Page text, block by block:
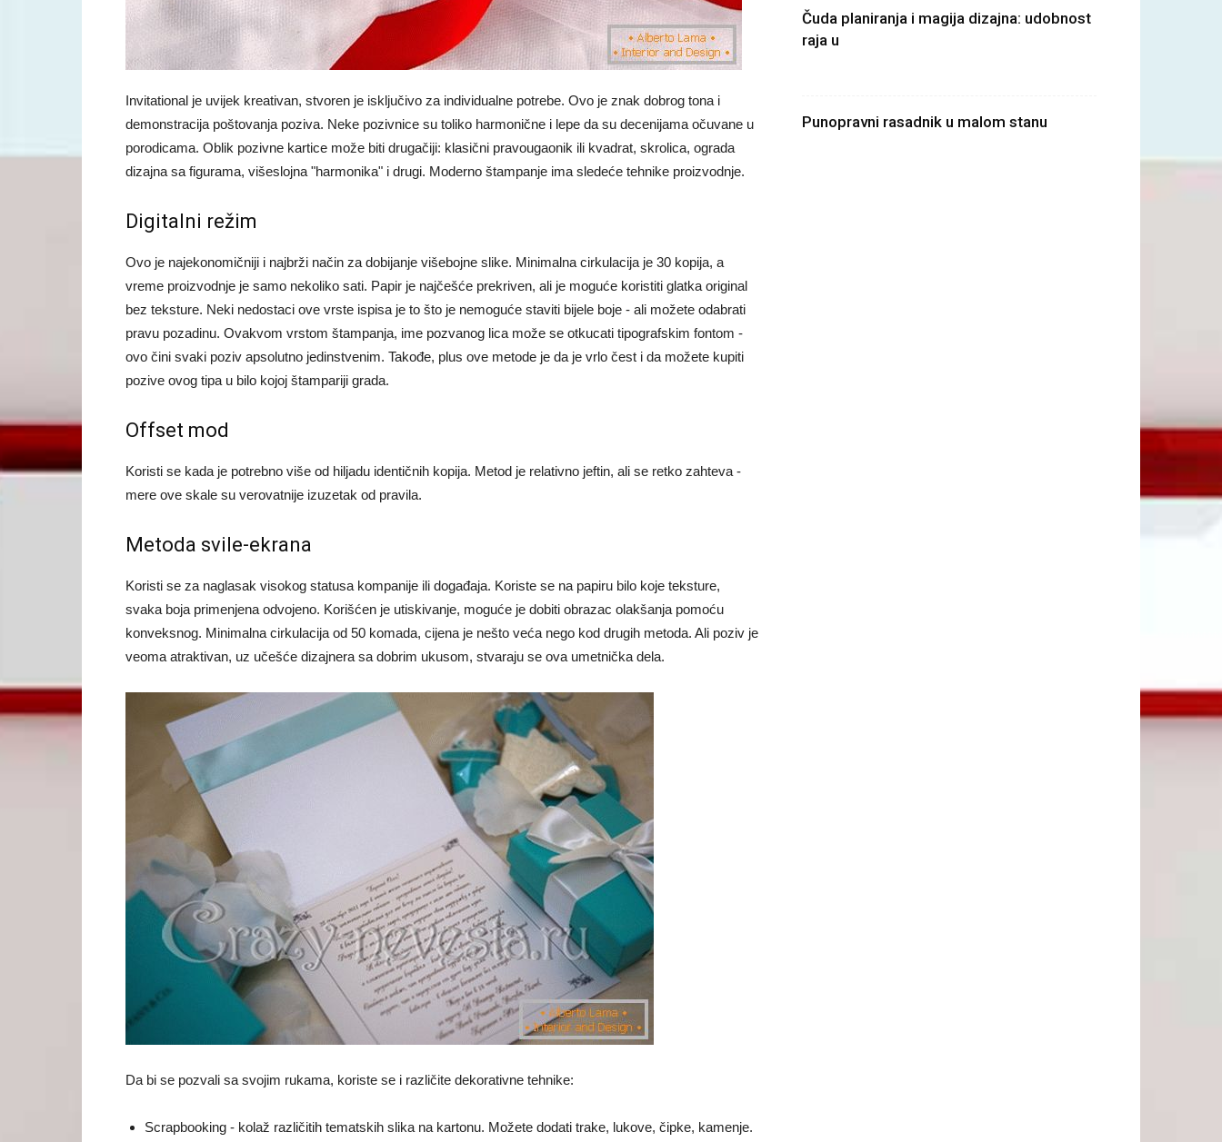
Invitational je uvijek kreativan, stvoren je isključivo za individualne potrebe. Ovo je znak dobrog tona i
demonstracija poštovanja poziva. Neke pozivnice su toliko harmonične i lepe da su decenijama očuvane u
porodicama. Oblik pozivne kartice može biti drugačiji: klasični pravougaonik ili kvadrat, skrolica, ograda
dizajna sa figurama, višeslojna "harmonika" i drugi. Moderno štampanje ima sledeće tehnike proizvodnje.
Digitalni režim
Ovo je najekonomičniji i najbrži način za dobijanje višebojne slike. Minimalna cirkulacija je 30 kopija, a
vreme proizvodnje je samo nekoliko sati. Papir je najčešće prekriven, ali je moguće koristiti glatka original
bez teksture. Neki nedostaci ove vrste ispisa je to što je nemoguće staviti bijele boje - ali možete odabrati
pravu pozadinu. Ovakvom vrstom štampanja, ime pozvanog lica može se otkucati tipografskim fontom -
ovo čini svaki poziv apsolutno jedinstvenim. Takođe, plus ove metode je da je vrlo čest i da možete kupiti
pozive ovog tipa u bilo kojoj štampariji grada.
Offset mod
Koristi se kada je potrebno više od hiljadu identičnih kopija. Metod je relativno jeftin, ali se retko zahteva -
mere ove skale su verovatnije izuzetak od pravila.
Metoda svile-ekrana
Koristi se za naglasak visokog statusa kompanije ili događaja. Koriste se na papiru bilo koje teksture,
svaka boja primenjena odvojeno. Korišćen je utiskivanje, moguće je dobiti obrazac olakšanja pomoću
konveksnog. Minimalna cirkulacija od 50 komada, cijena je nešto veća nego kod drugih metoda. Ali poziv je
veoma atraktivan, uz učešće dizajnera sa dobrim ukusom, stvaraju se ova umetnička dela.
Da bi se pozvali sa svojim rukama, koriste se i različite dekorativne tehnike:
Scrapbooking - kolaž različitih tematskih slika na kartonu. Možete dodati trake, lukove, čipke, kamenje.
Čuda planiranja i magija dizajna: udobnost
raja u
Punopravni rasadnik u malom stanu